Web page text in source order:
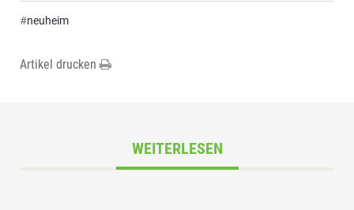
#neuheim
Artikel drucken
WEITERLESEN